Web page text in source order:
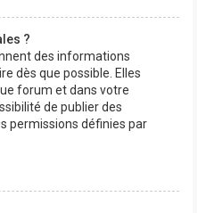
?
des informations
dès que possible. Elles
forum et dans votre
de publier des
permissions définies par